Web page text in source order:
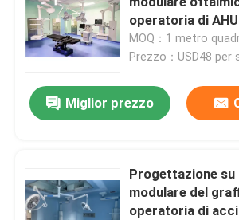
operatoria di
l'Assemblea
MOQ：1 metro
Prezzo：USD48 per
Miglior prezzo
Progettazione su
modulare del
operatoria di